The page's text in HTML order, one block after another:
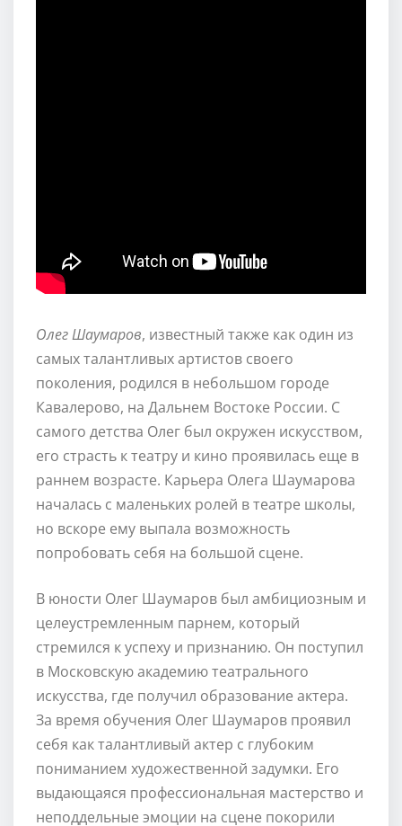
Олег Шаумаров, известный также как один из
самых талантливых артистов своего
поколения, родился в небольшом городе
Кавалерово, на Дальнем Востоке России. С
самого детства Олег был окружен искусством,
его страсть к театру и кино проявилась еще в
раннем возрасте. Карьера Олега Шаумарова
началась с маленьких ролей в театре школы,
но вскоре ему выпала возможность
попробовать себя на большой сцене.
В юности Олег Шаумаров был амбициозным и
целеустремленным парнем, который
стремился к успеху и признанию. Он поступил
в Московскую академию театрального
искусства, где получил образование актера.
За время обучения Олег Шаумаров проявил
себя как талантливый актер с глубоким
пониманием художественной задумки. Его
выдающаяся профессиональная мастерство и
неподдельные эмоции на сцене покорили